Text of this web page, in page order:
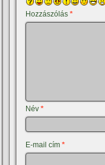
Hozzászólás*
Név*
E-mail cím*